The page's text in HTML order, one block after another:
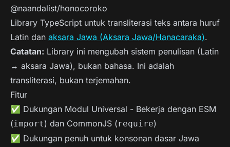
@naandalist/honocoroko
Library TypeScript untuk transliterasi teks antara huruf
Latin dan aksara Jawa (Aksara Jawa/Hanacaraka).
Catatan: Library ini mengubah sistem penulisan (Latin
↔ aksara Jawa), bukan bahasa. Ini adalah
transliterasi, bukan terjemahan.
Fitur
✅ Dukungan Modul Universal - Bekerja dengan ESM
(import) dan CommonJS (require)
✅ Dukungan penuh untuk konsonan dasar Jawa